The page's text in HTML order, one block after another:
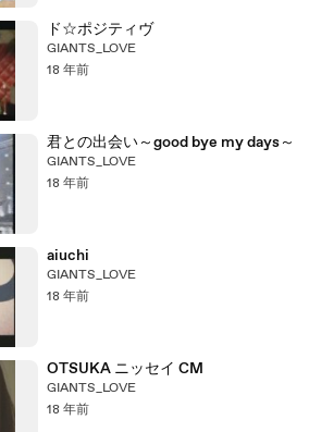
ド☆ポジティヴ
GIANTS_LOVE
18 年前
君との出会い～good bye my days～
GIANTS_LOVE
18 年前
aiuchi
GIANTS_LOVE
18 年前
OTSUKA ニッセイ CM
GIANTS_LOVE
18 年前